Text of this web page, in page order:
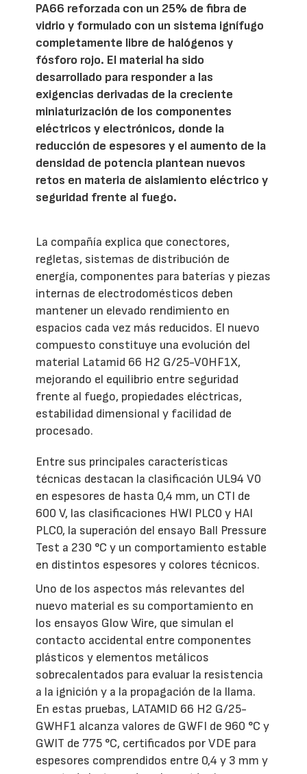
PA66 reforzada con un 25% de fibra de
vidrio y formulado con un sistema ignífugo
completamente libre de halógenos y
fósforo rojo. El material ha sido
desarrollado para responder a las
exigencias derivadas de la creciente
miniaturización de los componentes
eléctricos y electrónicos, donde la
reducción de espesores y el aumento de la
densidad de potencia plantean nuevos
retos en materia de aislamiento eléctrico y
seguridad frente al fuego.
La compañía explica que conectores,
regletas, sistemas de distribución de
energía, componentes para baterías y piezas
internas de electrodomésticos deben
mantener un elevado rendimiento en
espacios cada vez más reducidos. El nuevo
compuesto constituye una evolución del
material Latamid 66 H2 G/25-V0HF1X,
mejorando el equilibrio entre seguridad
frente al fuego, propiedades eléctricas,
estabilidad dimensional y facilidad de
procesado.
Entre sus principales características
técnicas destacan la clasificación UL94 V0
en espesores de hasta 0,4 mm, un CTI de
600 V, las clasificaciones HWI PLC0 y HAI
PLC0, la superación del ensayo Ball Pressure
Test a 230 °C y un comportamiento estable
en distintos espesores y colores técnicos.
Uno de los aspectos más relevantes del
nuevo material es su comportamiento en
los ensayos Glow Wire, que simulan el
contacto accidental entre componentes
plásticos y elementos metálicos
sobrecalentados para evaluar la resistencia
a la ignición y a la propagación de la llama.
En estas pruebas, LATAMID 66 H2 G/25-
GWHF1 alcanza valores de GWFI de 960 °C y
GWIT de 775 °C, certificados por VDE para
espesores comprendidos entre 0,4 y 3 mm y